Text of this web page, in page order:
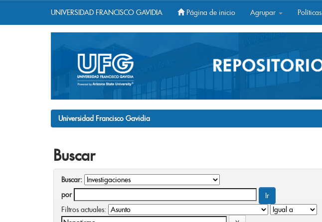
UNIVERSIDAD FRANCISCO GAVIDIA Página de inicio Agrupar Políticas
Universidad Francisco Gavidia
Buscar
Buscar:
por
Filtros actuales: